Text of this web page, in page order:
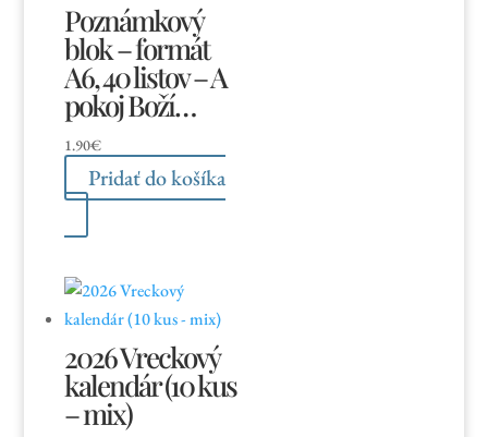
Poznámkový
blok – formát
A6, 40 listov – A
pokoj Boží…
1.90€
Pridať do košíka
2026 Vreckový
kalendár (10 kus
– mix)